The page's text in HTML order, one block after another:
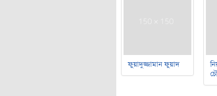
ফুয়াদুজ্জামান ফুয়াদ